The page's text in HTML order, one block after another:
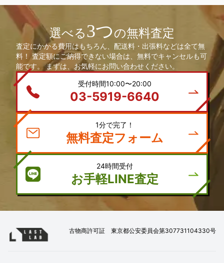
選べる3つの無料査定
査定にかかる費用はもちろん、配送料・出張料などは全て無
料！ 査定額にご納得できない場合は、無料でキャンセルも可
能です。 まずは、お気軽にお問い合わせください。
受付時間10:00〜20:00
03-5919-6640
1分で完了！
無料査定フォーム
24時間受付
お手軽LINE査定
古物商許可証 東京都公安委員会第307731104330号